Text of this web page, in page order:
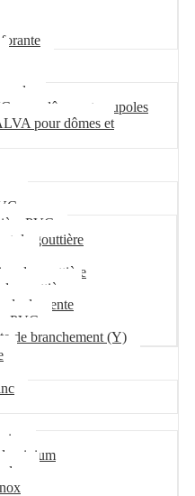
pour dômes et coupoles
pour dômes et
PVC
de gouttière
de gouttière
gouttière
de descente
PVC
de branchement (Y)